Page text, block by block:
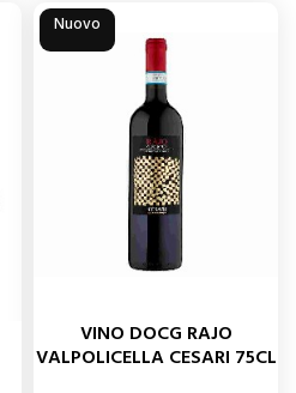
Nuovo
VINO DOCG RAJO
VALPOLICELLA CESARI 75CL